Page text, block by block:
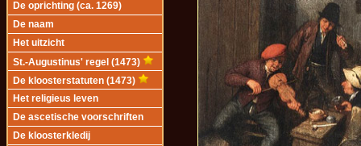
De oprichting (ca. 1269)
De naam
Het uitzicht
St.-Augustinus' regel (1473)
De kloosterstatuten (1473)
Het religieus leven
De ascetische voorschriften
De kloosterkledij